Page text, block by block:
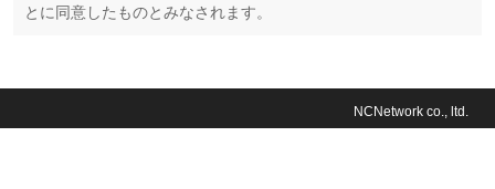
とに同意したものとみなされます。
NCNetwork co., ltd.